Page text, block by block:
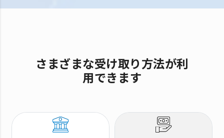
さまざまな受け取り方法が利
用できます